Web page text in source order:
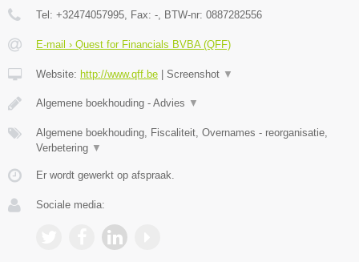
Tel: +32474057995, Fax: -, BTW-nr: 0887282556
E-mail › Quest for Financials BVBA (QFF)
Website: http://www.qff.be Screenshot ▼
Algemene boekhouding - Advies ▼
Algemene boekhouding, Fiscaliteit, Overnames - reorganisatie,
Verbetering ▼
Er wordt gewerkt op afspraak.
Sociale media: